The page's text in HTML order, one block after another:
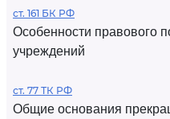
ст. 161 БК РФ
Особенности правового
учреждений
ст. 77 ТК РФ
Общие основания